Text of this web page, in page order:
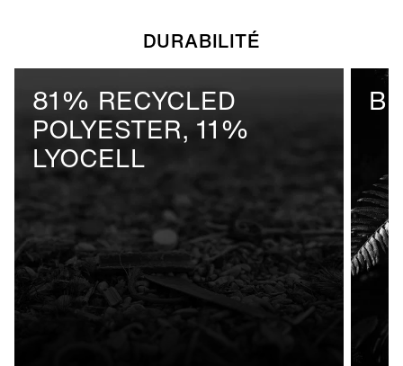
DURABILITÉ
81% RECYCLED
POLYESTER, 11%
LYOCELL